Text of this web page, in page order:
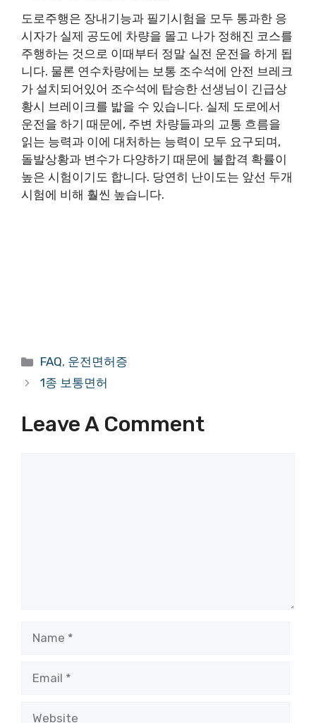
도로주행은 장내기능과 필기시험을 모두 통과한 응
시자가 실제 공도에 차량을 몰고 나가 정해진 코스를
주행하는 것으로 이때부터 정말 실전 운전을 하게 됩
니다. 물론 연수차량에는 보통 조수석에 안전 브레크
가 설치되어있어 조수석에 탑승한 선생님이 긴급상
황시 브레이크를 밟을 수 있습니다. 실제 도로에서
운전을 하기 때문에, 주변 차량들과의 교통 흐름을
읽는 능력과 이에 대처하는 능력이 모두 요구되며,
돌발상황과 변수가 다양하기 때문에 불합격 확률이
높은 시험이기도 합니다. 당연히 난이도는 앞선 두개
시험에 비해 훨씬 높습니다.
Categories
FAQ, 운전면허증
1종 보통면허
Leave A Comment